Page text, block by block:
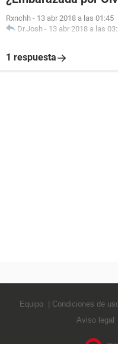
Rxnchh - 13 abr 2018 a las 01:45
Dr.Josh - 13 abr 2018 a las
1 respuesta
Equipo Condiciones de
Aviso legal